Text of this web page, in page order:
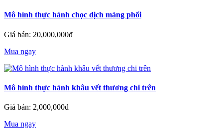
Mô hình thực hành chọc dịch màng phổi
Giá bán: 20,000,000đ
Mua ngay
Mô hình thực hành khâu vết thương chi trên
Giá bán: 2,000,000đ
Mua ngay